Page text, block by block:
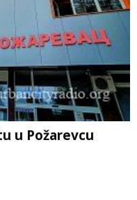
u Požarevcu